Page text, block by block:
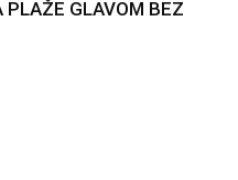
PLAŽE GLAVOM BEZ